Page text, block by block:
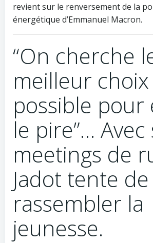
revient sur le renversement de la
énergétique d’Emmanuel Macron.
“On cherche
meilleur choix
possible pour
le pire”… Avec
meetings de
Jadot tente de
rassembler la
jeunesse.